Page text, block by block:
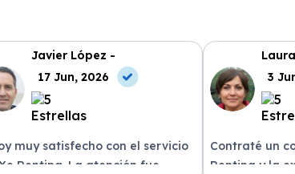
Javier López -
17 Jun, 2026
muy satisfecho con el servicio
Renting. La atención fue
3
Contraté un
Renting y la